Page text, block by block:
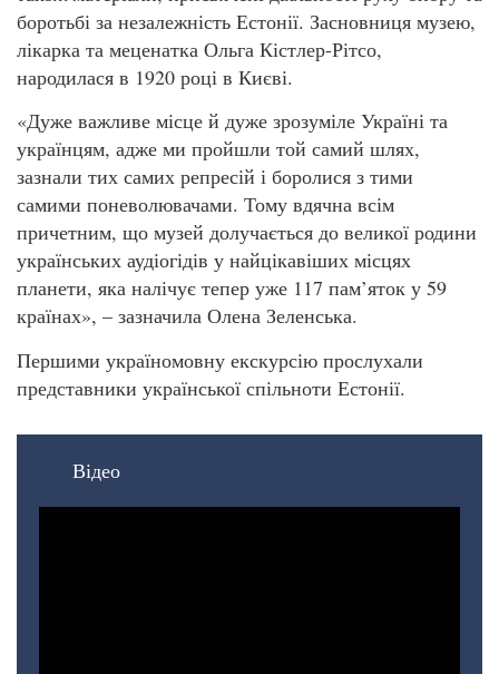
боротьбі за незалежність Естонії. Засновниця музею,
лікарка та меценатка Ольга Кістлер-Рітсо,
народилася в 1920 році в Києві.
«Дуже важливе місце й дуже зрозуміле Україні та
українцям, адже ми пройшли той самий шлях,
зазнали тих самих репресій і боролися з тими
самими поневолювачами. Тому вдячна всім
причетним, що музей долучається до великої родини
українських аудіогідів у найцікавіших місцях
планети, яка налічує тепер уже 117 пам’яток у 59
країнах», – зазначила Олена Зеленська.
Першими україномовну екскурсію прослухали
представники української спільноти Естонії.
Відео